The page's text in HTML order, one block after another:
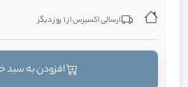
ارسالی اکسپرس از 1 روز دیگر